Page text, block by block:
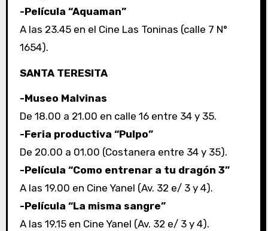
-Película “Aquaman”
A las 23.45 en el Cine Las Toninas (calle 7 N°
1654).
SANTA TERESITA
-Museo Malvinas
De 18.00 a 21.00 en calle 16 entre 34 y 35.
-Feria productiva “Pulpo”
De 20.00 a 01.00 (Costanera entre 34 y 35).
-Película “Como entrenar a tu dragón 3”
A las 19.00 en Cine Yanel (Av. 32 e/ 3 y 4).
-Película “La misma sangre”
A las 19.15 en Cine Yanel (Av. 32 e/ 3 y 4).